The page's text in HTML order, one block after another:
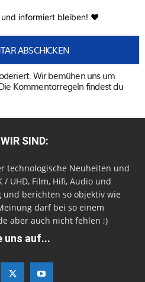
informiert bleiben! ♥
Wir bemühen uns um
Kommentarregeln findest du
SIND:
technologische Neuheiten und
UHD, Film, Hifi, Audio und
berichten so objektiv wie
darf bei so einem
aber auch nicht fehlen ;)
uns auf...